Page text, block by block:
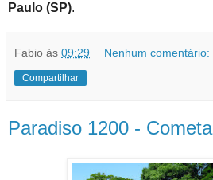
Paulo (SP).
Fabio às 09:29 Nenhum comentário:
Compartilhar
Paradiso 1200 - Cometa